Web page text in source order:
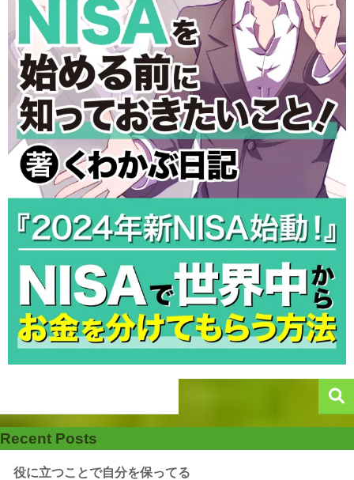
Recent Posts
役に立つことで自分を保ってる